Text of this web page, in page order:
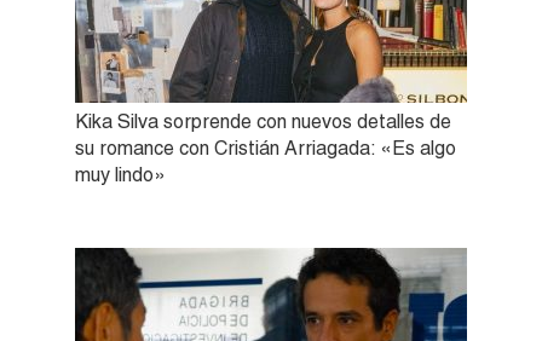
Kika Silva sorprende con nuevos detalles de
su romance con Cristián Arriagada: «Es algo
muy lindo»